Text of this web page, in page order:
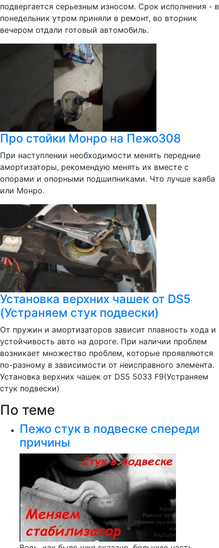
подвергается серьезным износом. Срок исполнения - в
понедельник утром приняли в ремонт, во вторник
вечером отдали готовый автомобиль.
Про стойки Монро на Пежо308
При наступлении необходимости менять передние
амортизаторы, рекомендую менять их вместе с
опорами и опорными подшипниками. Что лучше каяба
или Монро.
Установка верхних чашек от DS5
(Устраняем стук подвески)
От пружин и амортизаторов зависит плавность хода и
устойчивость авто на дороге. При наличии проблем
возникает множество проблем, которые проявляются
по-разному в зависимости от неисправного элемента.
Установка верхних чашек от DS5 5033 F9(Устраняем
стук подвески)
По теме
Пежо стук в подвеске спереди
причины